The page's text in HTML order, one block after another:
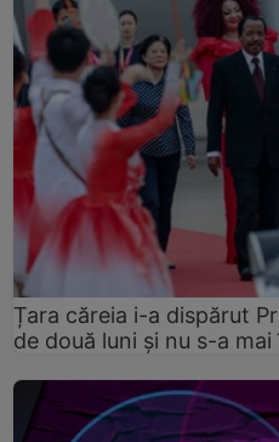
Țara căreia i-a dispărut
de două luni și nu s-a